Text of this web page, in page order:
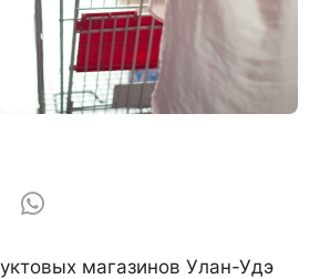
магазинов Улан-Удэ